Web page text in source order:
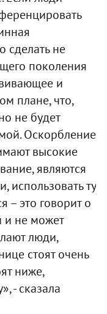
сделать не
поколения
и
плане, что,
не будет
Оскорбление
высокие
являются
использовать ту
– это говорит о
и не может
люди,
стоят очень
ниже,
- сказала